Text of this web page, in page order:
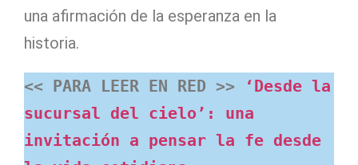
una afirmación de la esperanza en la
historia.
<< PARA LEER EN RED >> ‘Desde la
sucursal del cielo’: una
invitación a pensar la fe desde